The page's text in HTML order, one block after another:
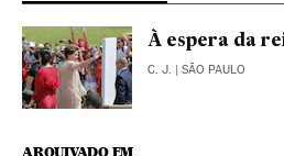
À espera da
C. J. | SÃO PAULO
ARQUIVADO EM